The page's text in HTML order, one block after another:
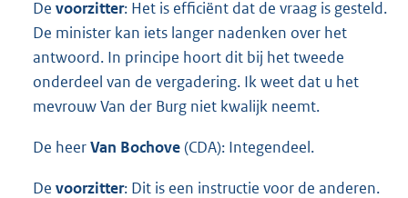
De voorzitter: Het is efficiënt dat de vraag is gesteld.
De minister kan iets langer nadenken over het
antwoord. In principe hoort dit bij het tweede
onderdeel van de vergadering. Ik weet dat u het
mevrouw Van der Burg niet kwalijk neemt.
De heerVan Bochove(CDA): Integendeel.
De voorzitter: Dit is een instructie voor de anderen.